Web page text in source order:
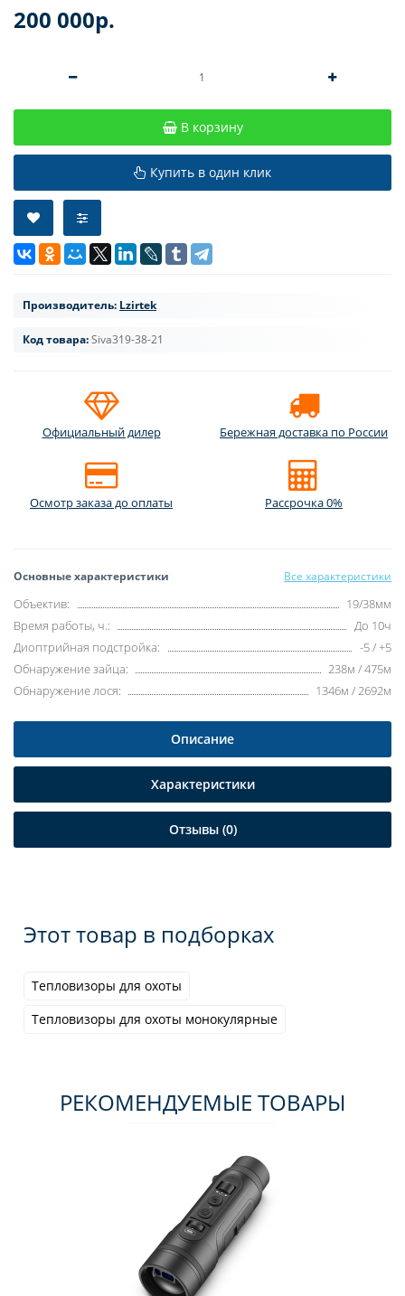
200 000р.
В корзину
Купить в один клик
Производитель: Lzirtek
Код товара:Siva319-38-21
Официальный дилер Бережная доставка по России
Осмотр заказа до оплаты Рассрочка 0%
Основные характеристики Все характеристики
Объектив:
19/38мм
Время работы, ч.:
До 10ч
Диоптрийная подстройка:
-5 / +5
Обнаружение зайца:
238м / 475м
Обнаружение лося:
1346м / 2692м
Описание
Характеристики
Отзывы (0)
Этот товар в подборках
Тепловизоры для охоты
Тепловизоры для охоты монокулярные
РЕКОМЕНДУЕМЫЕ ТОВАРЫ